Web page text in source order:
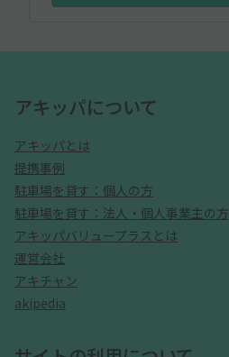
アキッパについて
アキッパとは
提携事例
駐車場を貸す：個人の方
駐車場を貸す：法人・個人事業主の方
アキッパバリュープラスとは
運営会社
アキチャン
akipedia